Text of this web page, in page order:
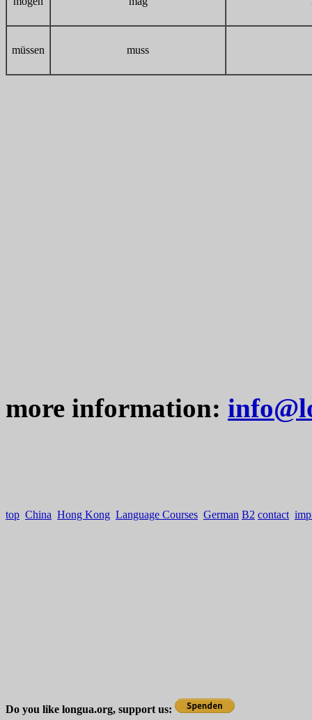
müssen muss
more information:
top China Hong Kong Language Courses German B2 contact
Do you like longua.org, support us: